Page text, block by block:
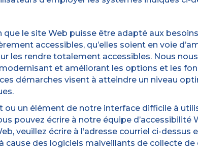
le site Web puisse être adapté aux
accessibles, qu’elles soient en voie
les rendre totalement accessibles. Nous
et améliorant les options et les
démarches visent à atteindre un niveau
un élément de notre interface difficile à
pouvez écrire à notre équipe d’accessibilité
veuillez écrire à l’adresse courriel ci-dessus
des logiciels malveillants de collecte de